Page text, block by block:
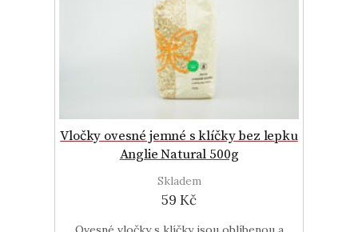
Vločky ovesné jemné s klíčky bez lepku
Anglie Natural 500g
Skladem
59 Kč